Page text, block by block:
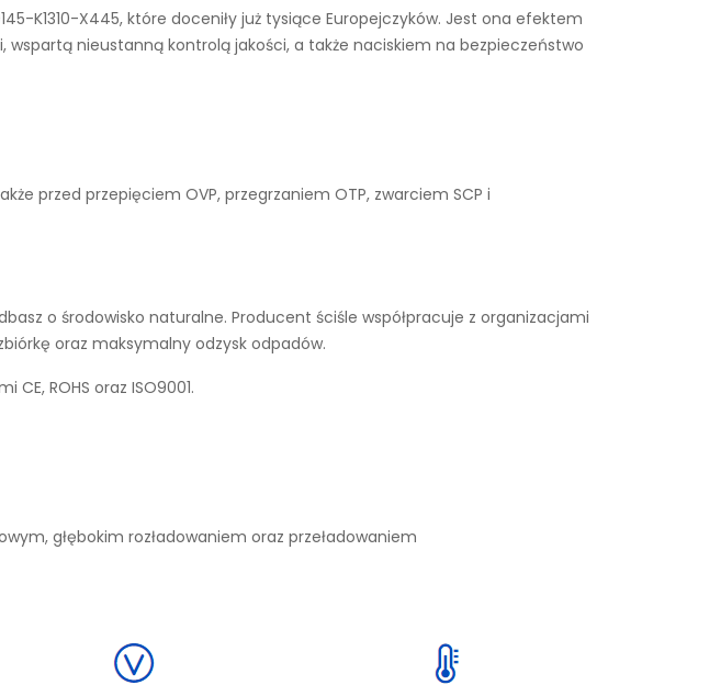
K1310-X445, które doceniły już tysiące Europejczyków. Jest ona efektem
nieustanną kontrolą jakości, a także naciskiem na bezpieczeństwo
przed przepięciem OVP, przegrzaniem OTP, zwarciem SCP i
o środowisko naturalne. Producent ściśle współpracuje z organizacjami
oraz maksymalny odzysk odpadów.
ROHS oraz ISO9001.
głębokim rozładowaniem oraz przeładowaniem